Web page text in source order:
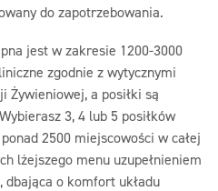
do zapotrzebowania.
jest w zakresie 1200-3000
zgodnie z wytycznymi
Żywieniowej, a posiłki są
3, 4 lub 5 posiłków
2500 miejscowości w całej
lżejszego menu uzupełnieniem
, dbająca o komfort układu